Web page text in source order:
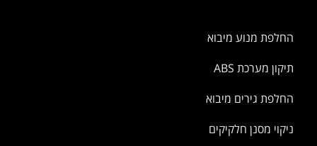
החלפת מנוע מיבוא
תיקון מערכת ABS
החלפת גירים מיבוא
ניקוי מסנן חלקיקים